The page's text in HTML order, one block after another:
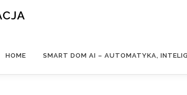
HOME SMART DOM AI – AUTOMATYKA,